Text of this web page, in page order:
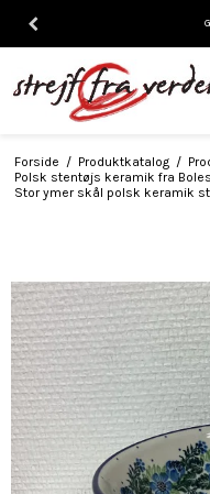
Forside / Produktkatalog /
Polsk stentøjs keramik fra
Stor ymer skål polsk keramik